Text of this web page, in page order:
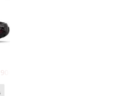
Dragon Berry